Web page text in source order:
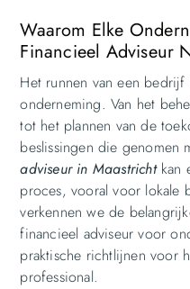
Waarom Elke
Financieel Adviseur
Het runnen van een
onderneming. Van het
tot het plannen van de
beslissingen die genomen
adviseur in Maastrichtkan
proces, vooral voor lokale
verkennen we de
financieel adviseur voor
praktische richtlijnen voor
professional.